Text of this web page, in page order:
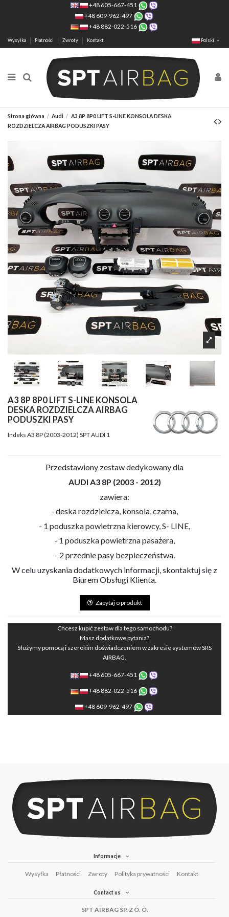
+48 605-667-451
+48 609-962-497
+48 882-022-516
Wysyłka Płatności Zwroty Kontakt Polski
Strona główna Audi
A3 8P 8P0 LIFT S-LINE KONSOLA DESKA
ROZDZIELCZA AIRBAG PODUSZKI PASY
A3 8P 8P0 LIFT S-LINE KONSOLA
DESKA ROZDZIELCZA AIRBAG
PODUSZKI PASY
Indeks A3 8P (2003-2012) SPT AUDI 1
Przedstawiony zestaw dedykowany dla
AUDI A3 8P (2003 - 2012)
zawiera:
- deska rozdzielcza, konsola, czarna,
- 1 poduszka powietrzna kierowcy, S- LINE,
- 1 poduszka powietrzna pasażera,
- 2 przednie pasy bezpieczeństwa.
W celu uzyskania dodatkowych informacji, skontaktuj się z
Biurem Obsługi Klienta.
Zapytaj o produkt
Chcesz kupić zestaw dla tego samochodu?
Masz dodatkowe pytania?
Służymy pomocą i szerokim doświadczeniem w zakresie systemów SRS
AIRBAG.
+48 605-667-451
+48 882-022-516
+48 609-962-497
Informacje
Wysyłka Płatności Zwroty Polityka prywatności Kontakt
Contact us
SPT AIRBAG SP. Z O. O.